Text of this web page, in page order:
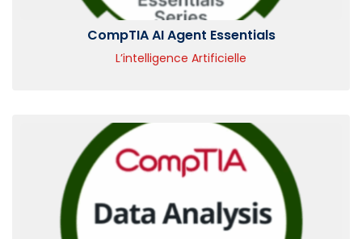
CompTIA AI Agent Essentials
L’intelligence Artificielle